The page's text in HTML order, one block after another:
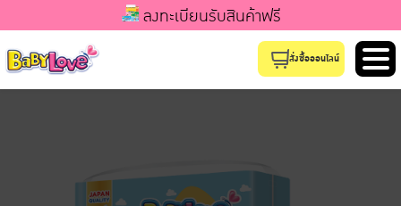
ลงทะเบียนรับสินค้าฟรี
สั่งซื้อออนไลน์